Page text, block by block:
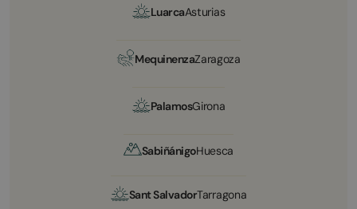
LuarcaAsturias
MequinenzaZaragoza
PalamosGirona
SabiñánigoHuesca
Sant SalvadorTarragona